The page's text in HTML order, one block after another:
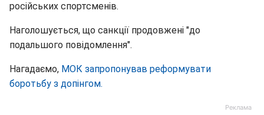
російських спортсменів.
Наголошується, що санкції продовжені "до
подальшого повідомлення".
Нагадаємо, МОК запропонував реформувати
боротьбу з допінгом.